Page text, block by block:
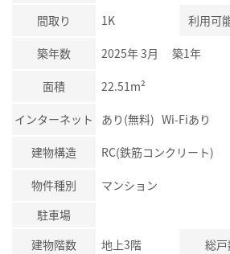
間取り 1K 利用可
築年数 2025年 3月 築1年
面積 22.51m²
インターネット あり(無料) Wi-Fiあり
建物構造 RC(鉄筋コンクリート)
物件種別
マンション
駐車場
建物階数
地上3階 総